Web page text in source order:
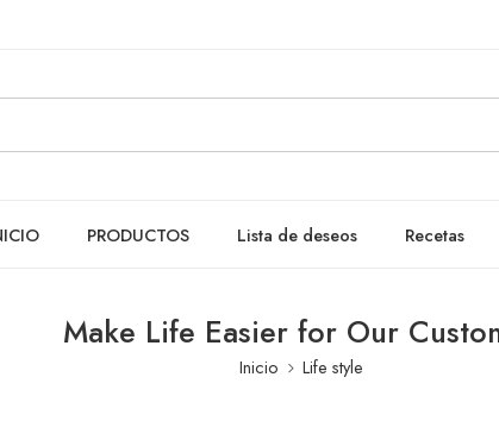
PRODUCTOS Lista de deseos Recetas
Make Life Easier for Our
Inicio Life style